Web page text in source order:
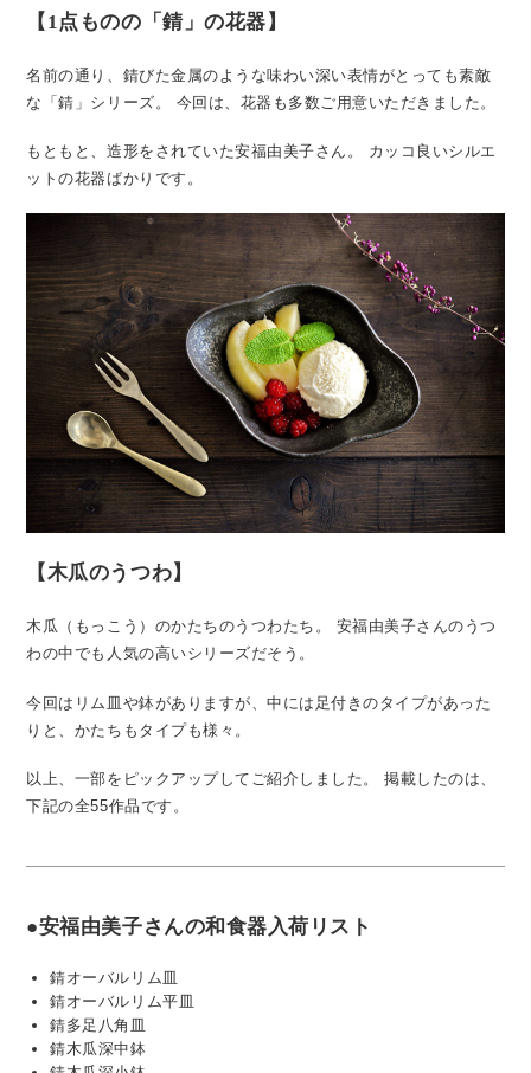
【1点ものの「錆」の花器】
名前の通り、錆びた金属のような味わい深い表情がとっても素敵
な「錆」シリーズ。
今回は、花器も多数ご用意いただきました。
もともと、造形をされていた安福由美子さん。
カッコ良いシルエ
ットの花器ばかりです。
【木瓜のうつわ】
木瓜（もっこう）のかたちのうつわたち。
安福由美子さんのうつ
わの中でも人気の高いシリーズだそう。
今回はリム皿や鉢がありますが、中には足付きのタイプがあった
りと、かたちもタイプも様々。
以上、一部をピックアップしてご紹介しました。
掲載したのは、
下記の全55作品です。
●安福由美子さんの和食器入荷リスト
錆オーバルリム皿
錆オーバルリム平皿
錆多足八角皿
錆木瓜深中鉢